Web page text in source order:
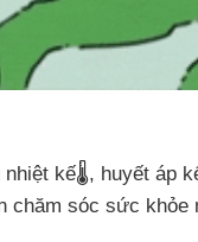
kế🌡️, huyết áp
chăm sóc sức khỏe